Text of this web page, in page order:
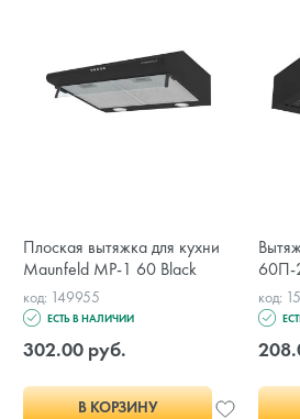
Плоская вытяжка для кухни
Maunfeld MP-1 60 Black
код: 149955
ЕСТЬ В НАЛИЧИИ
302.00 руб.
В КОРЗИНУ
60П-
код: